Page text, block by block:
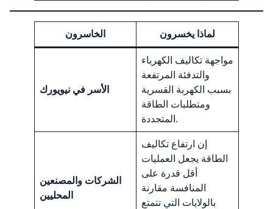
الخاسرون لماذا يخسرون
الأسر في نيويورك
مواجهة تكاليف الكهرباء
والتدفئة المرتفعة
بسبب الكهربة القسرية
ومتطلبات الطاقة
المتجددة.
الشركات والمصنعين
المحليين
إن ارتفاع تكاليف
الطاقة يجعل العمليات
أقل قدرة على
المنافسة مقارنة
بالولايات التي تتمتع